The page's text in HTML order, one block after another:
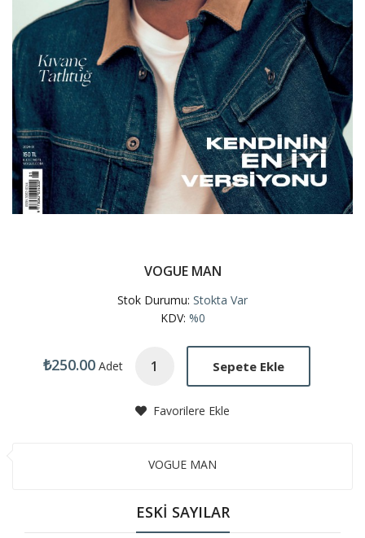
VOGUE MAN
Stok Durumu: Stokta Var
KDV: %0
₺250.00 Adet Sepete Ekle
Favorilere Ekle
VOGUE MAN
ESKİ SAYILAR